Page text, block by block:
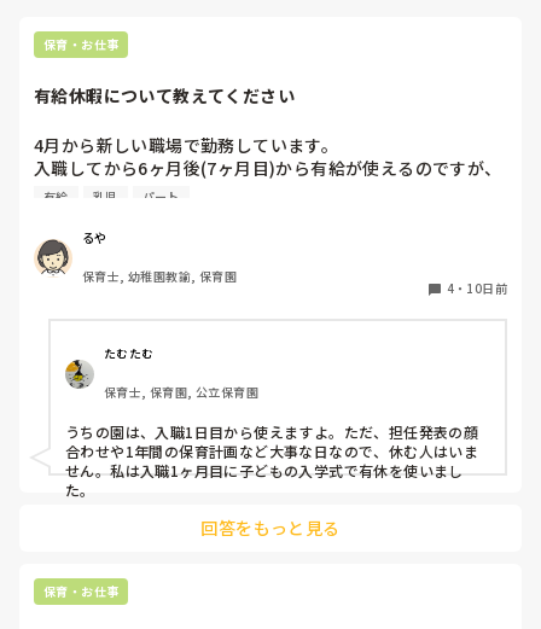
保育・お仕事
有給休暇について教えてください
4月から新しい職場で勤務しています。
入職してから6ヶ月後(7ヶ月目)から有給が使えるのですが、
今4ヶ月。
今までは4ヶ月目から使えていたような？
皆さんのところは新しい職員はいつから有給が使用出来ます
か？
有給 乳児 パート
るや
保育士, 幼稚園教諭, 保育園
4・ 10日前
たむたむ
保育士, 保育園, 公立保育園
うちの園は、入職1日目から使えますよ。ただ、担任発表の顔
合わせや1年間の保育計画など大事な日なので、休む人はいま
せん。私は入職1ヶ月目に子どもの入学式で有休を使いまし
た。
回答をもっと見る
保育・お仕事